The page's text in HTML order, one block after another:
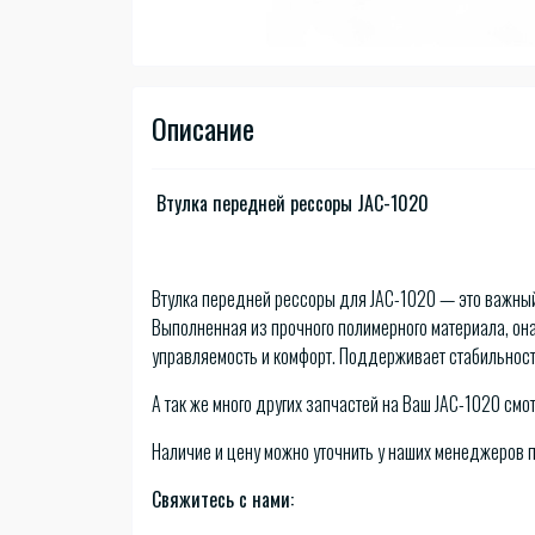
Описание
Втулка передней рессоры JAC-1020
Втулка передней рессоры для JAC-1020 — это
Выполненная из прочного полимерного материала,
управляемость и комфорт. Поддерживает
А так же много других запчастей на Ваш JAC-1020
Наличие и цену можно уточнить у наших менеджеров
Свяжитесь с нами: